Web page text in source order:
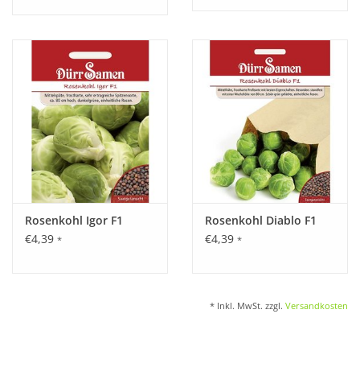
Rosenkohl Igor F1
€4,39 *
Rosenkohl Diablo F1
€4,39 *
* Inkl. MwSt. zzgl. Versandkosten